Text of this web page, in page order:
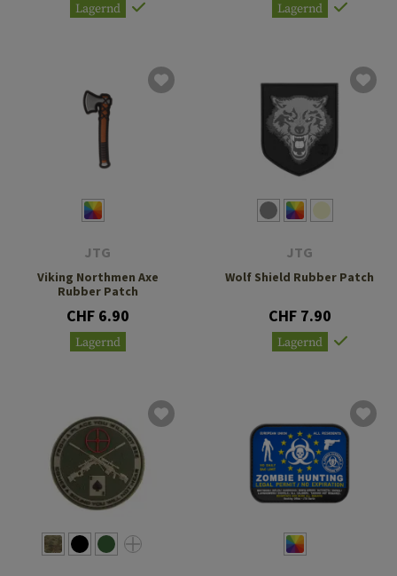
Lagernd Lagernd
JTG
Viking Northmen Axe
Rubber Patch
CHF 6.90
Lagernd
JTG
Wolf Shield Rubber Patch
CHF 7.90
Lagernd